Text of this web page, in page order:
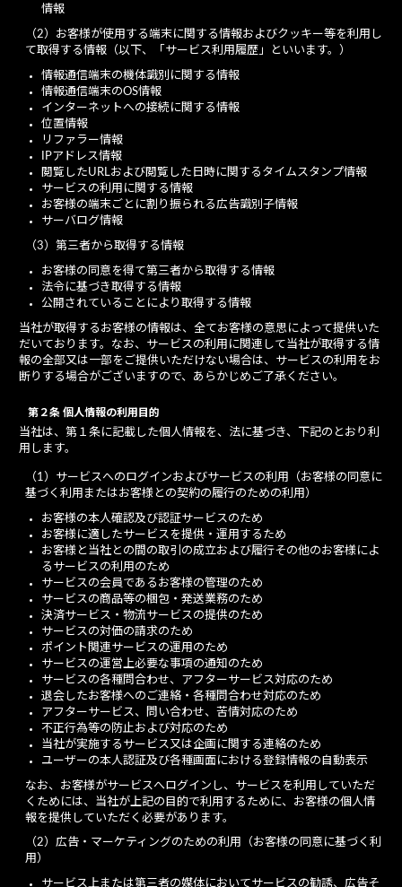
情報
（2）お客様が使用する端末に関する情報およびクッキー等を利用し
て取得する情報（以下、「サービス利用履歴」といいます。）
情報通信端末の機体識別に関する情報
情報通信端末のOS情報
インターネットへの接続に関する情報
位置情報
リファラー情報
IPアドレス情報
閲覧したURLおよび閲覧した日時に関するタイムスタンプ情報
サービスの利用に関する情報
お客様の端末ごとに割り振られる広告識別子情報
サーバログ情報
（3）第三者から取得する情報
お客様の同意を得て第三者から取得する情報
法令に基づき取得する情報
公開されていることにより取得する情報
当社が取得するお客様の情報は、全てお客様の意思によって提供いた
だいております。なお、サービスの利用に関連して当社が取得する情
報の全部又は一部をご提供いただけない場合は、サービスの利用をお
断りする場合がございますので、あらかじめご了承ください。
第２条 個人情報の利用目的
当社は、第１条に記載した個人情報を、法に基づき、下記のとおり利
用します。
（1）サービスへのログインおよびサービスの利用（お客様の同意に
基づく利用またはお客様との契約の履行のための利用）
お客様の本人確認及び認証サービスのため
お客様に適したサービスを提供・運用するため
お客様と当社との間の取引の成立および履行その他のお客様によ
るサービスの利用のため
サービスの会員であるお客様の管理のため
サービスの商品等の梱包・発送業務のため
決済サービス・物流サービスの提供のため
サービスの対価の請求のため
ポイント関連サービスの運用のため
サービスの運営上必要な事項の通知のため
サービスの各種問合わせ、アフターサービス対応のため
退会したお客様へのご連絡・各種問合わせ対応のため
アフターサービス、問い合わせ、苦情対応のため
不正行為等の防止および対応のため
当社が実施するサービス又は企画に関する連絡のため
ユーザーの本人認証及び各種画面における登録情報の自動表示
なお、お客様がサービスへログインし、サービスを利用していただ
くためには、当社が上記の目的で利用するために、お客様の個人情
報を提供していただく必要があります。
（2）広告・マーケティングのための利用（お客様の同意に基づく利
用）
サービス上または第三者の媒体においてサービスの勧誘、広告そ